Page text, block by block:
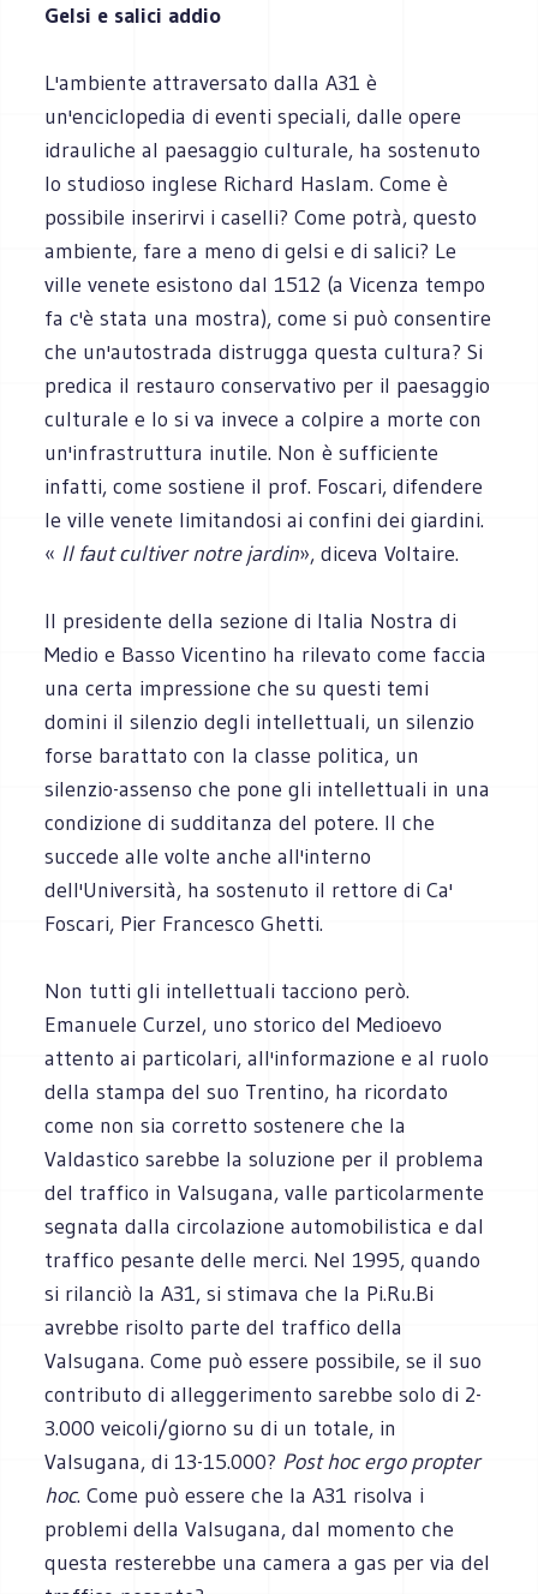
Gelsi e salici addio
L'ambiente attraversato dalla A31 è
un'enciclopedia di eventi speciali, dalle opere
idrauliche al paesaggio culturale, ha sostenuto
lo studioso inglese Richard Haslam. Come è
possibile inserirvi i caselli? Come potrà, questo
ambiente, fare a meno di gelsi e di salici? Le
ville venete esistono dal 1512 (a Vicenza tempo
fa c'è stata una mostra), come si può consentire
che un'autostrada distrugga questa cultura? Si
predica il restauro conservativo per il paesaggio
culturale e lo si va invece a colpire a morte con
un'infrastruttura inutile. Non è sufficiente
infatti, come sostiene il prof. Foscari, difendere
le ville venete limitandosi ai confini dei giardini.
« Il faut cultiver notre jardin», diceva Voltaire.
Il presidente della sezione di Italia Nostra di
Medio e Basso Vicentino ha rilevato come faccia
una certa impressione che su questi temi
domini il silenzio degli intellettuali, un silenzio
forse barattato con la classe politica, un
silenzio-assenso che pone gli intellettuali in una
condizione di sudditanza del potere. Il che
succede alle volte anche all'interno
dell'Università, ha sostenuto il rettore di Ca'
Foscari, Pier Francesco Ghetti.
Non tutti gli intellettuali tacciono però.
Emanuele Curzel, uno storico del Medioevo
attento ai particolari, all'informazione e al ruolo
della stampa del suo Trentino, ha ricordato
come non sia corretto sostenere che la
Valdastico sarebbe la soluzione per il problema
del traffico in Valsugana, valle particolarmente
segnata dalla circolazione automobilistica e dal
traffico pesante delle merci. Nel 1995, quando
si rilanciò la A31, si stimava che la Pi.Ru.Bi
avrebbe risolto parte del traffico della
Valsugana. Come può essere possibile, se il suo
contributo di alleggerimento sarebbe solo di 2-
3.000 veicoli/giorno su di un totale, in
Valsugana, di 13-15.000? Post hoc ergo propter
hoc. Come può essere che la A31 risolva i
problemi della Valsugana, dal momento che
questa resterebbe una camera a gas per via del